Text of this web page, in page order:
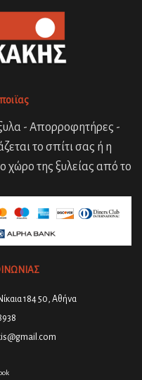
- Απορροφητήρες -
το σπίτι σας ή η
χώρο της ξυλείας από το
184 50, Αθήνα